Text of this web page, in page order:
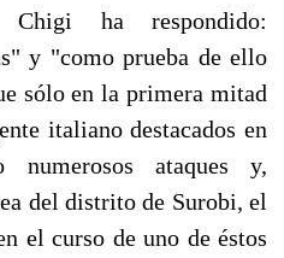
ha respondido:
y "como prueba de ello
sólo en la primera mitad
italiano destacados en
numerosos ataques y,
del distrito de Surobi, el
el curso de uno de éstos